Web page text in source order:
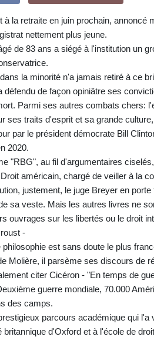
à la retraite en juin prochain,
nettement plus jeune.
de 83 ans a siégé à l'institution un
la minorité n'a jamais retiré à ce
défendu de façon opiniâtre ses
Parmi ses autres combats chers:
ses traits d'esprit et sa grande
par le président démocrate Bill
2020.
"RBG", au fil d'argumentaires
américain, chargé de veiller à la
justement, le juge Breyer en
sa veste. Mais les autres livres ne
ouvrages sur les libertés ou le droit
-
philosophie est sans doute le plus
Molière, il parsème ses discours de
citer Cicéron - "En temps de
guerre mondiale, 70.000
des camps.
parcours académique qui
britannique d'Oxford et à l'école de